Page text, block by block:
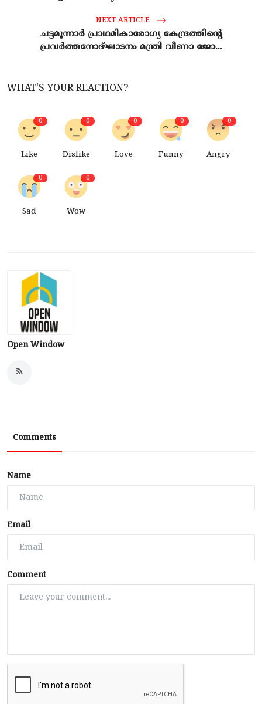
NEXT ARTICLE
ചട്ടമൂന്നാര്‍ പ്രാഥമികാരോഗ്യ കേന്ദ്രത്തിന്റെ
പ്രവര്‍ത്തനോദ്ഘാടനം മന്ത്രി വീണാ ജോ...
WHAT'S YOUR REACTION?
0
Like
0
Dislike
0
Love
0
Funny
0
Angry
0
Sad
0
Wow
Open Window
Comments
Name
Email
Comment